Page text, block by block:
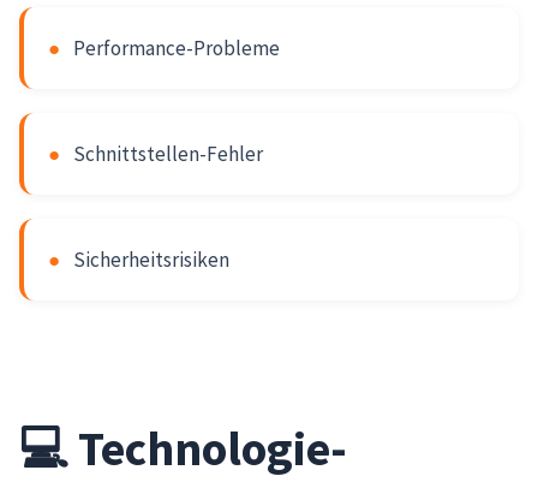
● Performance-Probleme
● Schnittstellen-Fehler
● Sicherheitsrisiken
💻 Technologie-